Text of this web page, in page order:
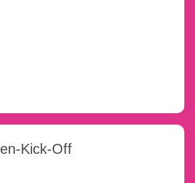
Kick-Off